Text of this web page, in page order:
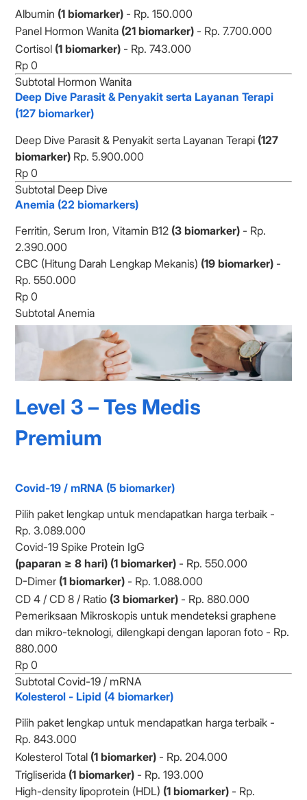
Albumin (1 biomarker) - Rp. 150.000
Panel Hormon Wanita (21 biomarker) - Rp. 7.700.000
Cortisol (1 biomarker) - Rp. 743.000
Subtotal Hormon Wanita
Deep Dive Parasit & Penyakit serta Layanan Terapi
(127 biomarker)
Deep Dive Parasit & Penyakit serta Layanan Terapi (127
biomarker) Rp. 5.900.000
Subtotal Deep Dive
Anemia (22 biomarkers)
Ferritin, Serum Iron, Vitamin B12 (3 biomarker) - Rp.
2.390.000
CBC (Hitung Darah Lengkap Mekanis) (19 biomarker) -
Rp. 550.000
Subtotal Anemia
Level 3 – Tes Medis
Premium
Covid-19 / mRNA (5 biomarker)
Pilih paket lengkap untuk mendapatkan harga terbaik -
Rp. 3.089.000
Covid-19 Spike Protein IgG
(paparan ≥ 8 hari) (1 biomarker) - Rp. 550.000
D-Dimer (1 biomarker) - Rp. 1.088.000
CD 4 / CD 8 / Ratio (3 biomarker) - Rp. 880.000
Pemeriksaan Mikroskopis untuk mendeteksi graphene
dan mikro-teknologi, dilengkapi dengan laporan foto - Rp.
880.000
Subtotal Covid-19 / mRNA
Kolesterol - Lipid (4 biomarker)
Pilih paket lengkap untuk mendapatkan harga terbaik -
Rp. 843.000
Kolesterol Total (1 biomarker) - Rp. 204.000
Trigliserida (1 biomarker) - Rp. 193.000
High-density lipoprotein (HDL) (1 biomarker) - Rp.